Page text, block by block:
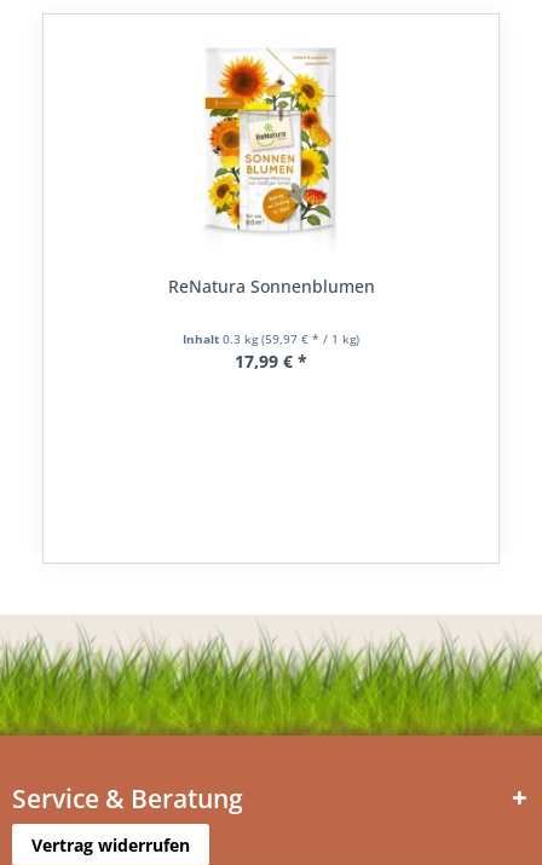
ReNatura Sonnenblumen
Inhalt 0.3 kg(59,97 € * / 1 kg)
17,99 € *
Service & Beratung
Vertrag widerrufen